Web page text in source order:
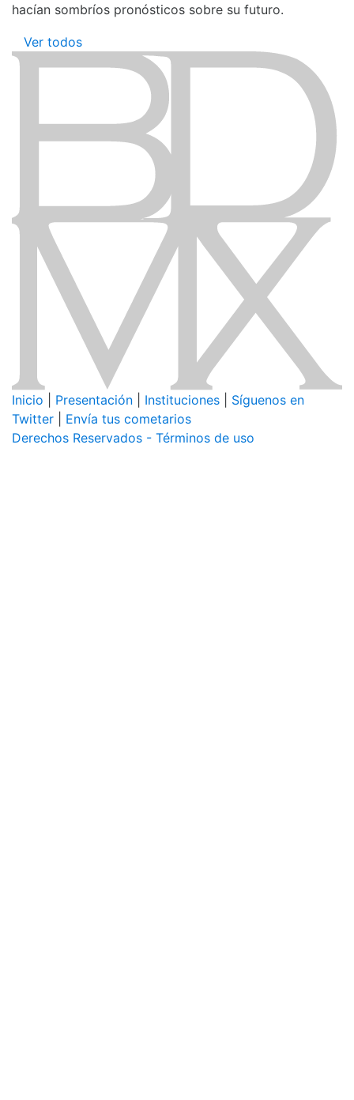
hacían sombríos pronósticos sobre su futuro.
Ver todos
Inicio Presentación Instituciones
Síguenos en
Twitter
Envía tus cometarios
Derechos Reservados - Términos de uso